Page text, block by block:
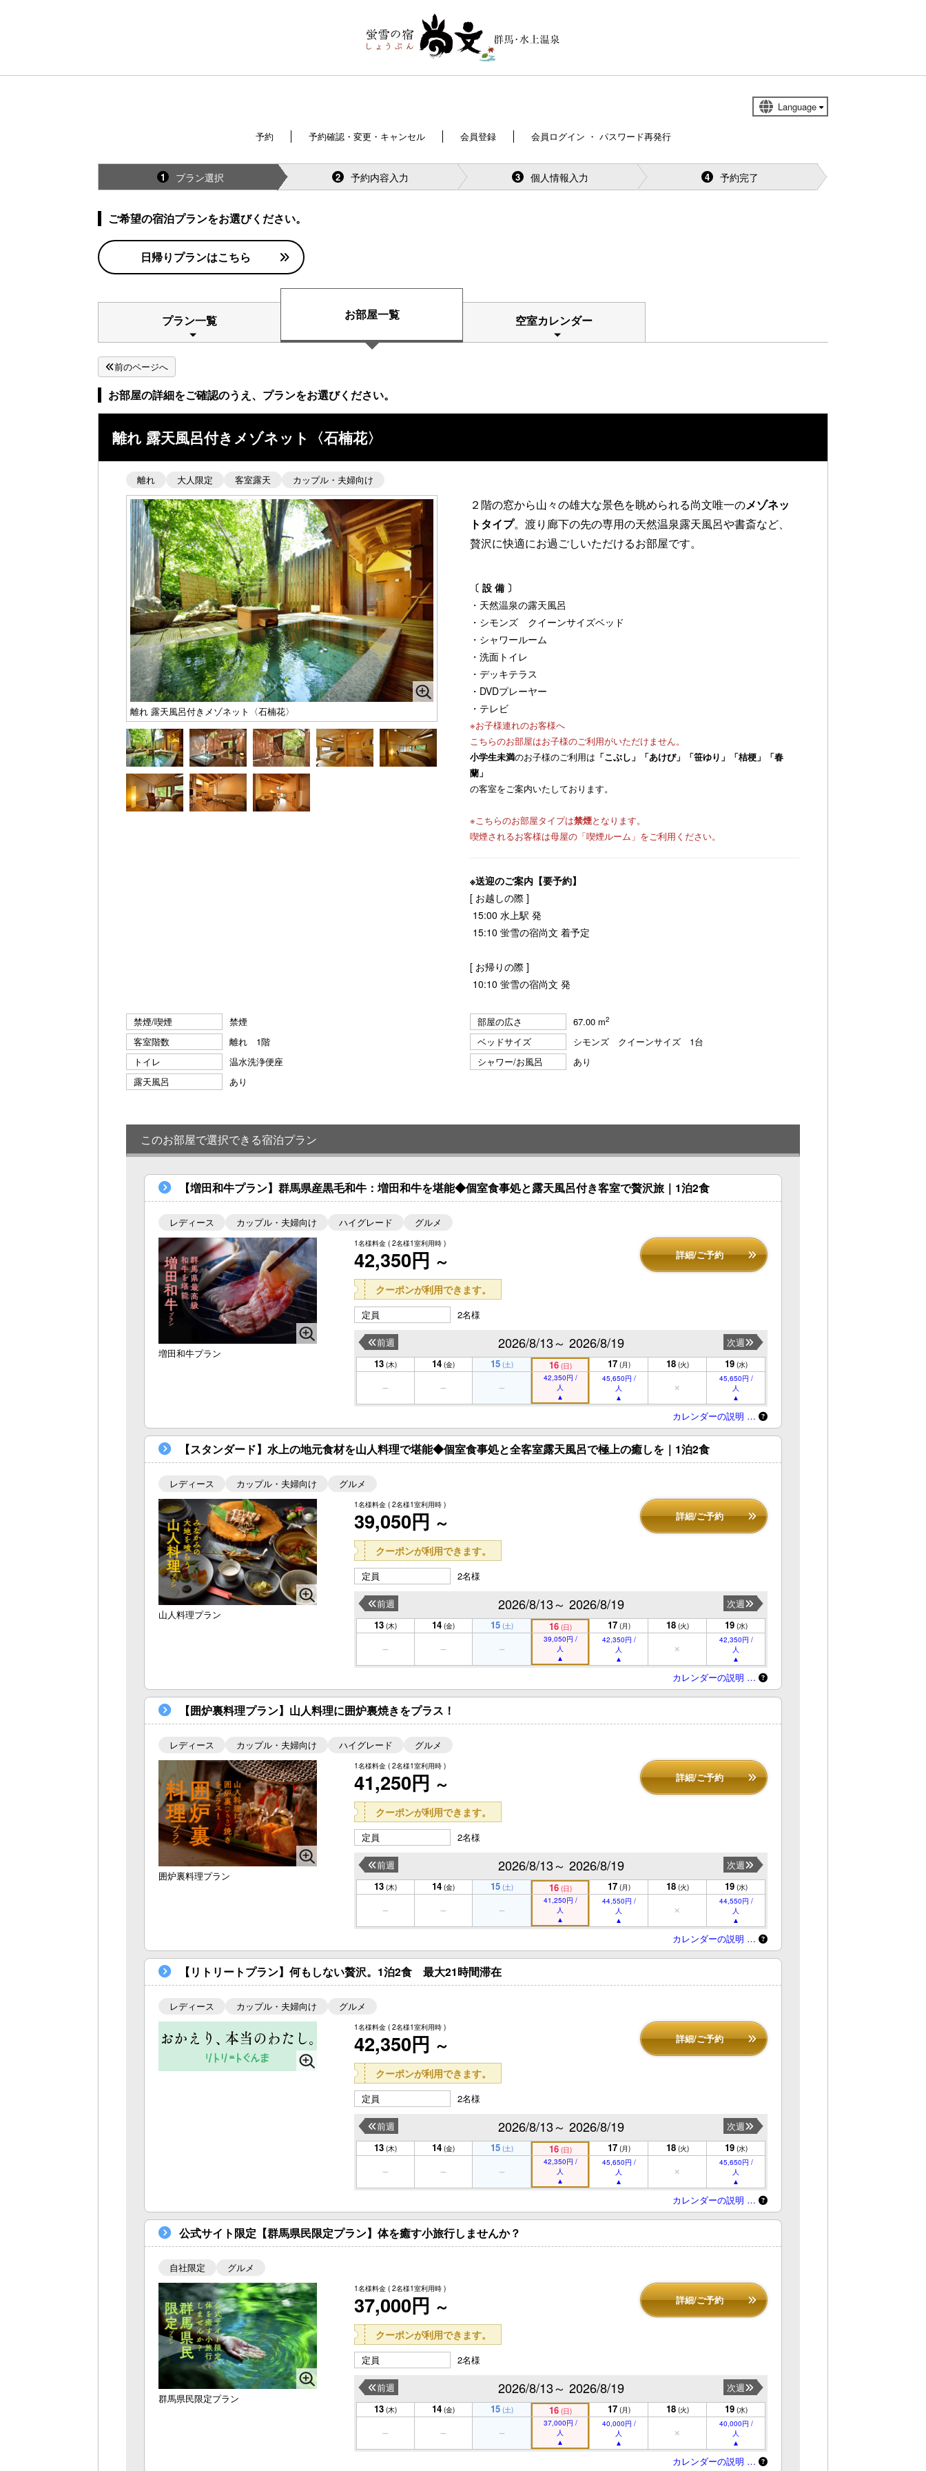
予約 予約確認・変更・キャンセル 会員登録 会員ログイン ・ パスワード再発行
1 プラン選択 2 予約内容入力 3 個人情報入力 4 予約完了
ご希望の宿泊プランをお選びください。
日帰りプランはこちら
プラン一覧 お部屋一覧 空室カレンダー
前のページへ
お部屋の詳細をご確認のうえ、プランをお選びください。
離れ 露天風呂付きメゾネット〈石楠花〉
離れ 大人限定 客室露天 カップル・夫婦向け
離れ 露天風呂付きメゾネット〈石楠花〉
２階の窓から山々の雄大な景色を眺められる尚文唯一のメゾネッ
トタイプ。渡り廊下の先の専用の天然温泉露天風呂や書斎など、
贅沢に快適にお過ごしいただけるお部屋です。
〔 設 備 〕
・天然温泉の露天風呂
・シモンズ クイーンサイズベッド
・シャワールーム
・洗面トイレ
・デッキテラス
・DVDプレーヤー
・テレビ
※お子様連れのお客様へ
こちらのお部屋はお子様のご利用がいただけません。
小学生未満のお子様のご利用は 「こぶし」「あけび」「笹ゆり」「桔梗」「春
蘭」
の客室をご案内いたしております。
※こちらのお部屋タイプは禁煙となります。
喫煙されるお客様は母屋の「喫煙ルーム」をご利用ください。
※送迎のご案内【要予約】
[ お越しの際 ]
15:00 水上駅 発
15:10 蛍雪の宿尚文 着予定
[ お帰りの際 ]
10:10 蛍雪の宿尚文 発
禁煙/喫煙 禁煙 部屋の広さ 67.00 m2
客室階数 離れ 1階 ベッドサイズ
シモンズ クイーンサイズ 1台
トイレ
温水洗浄便座 シャワー/お風呂
あり
露天風呂
あり
このお部屋で選択できる宿泊プラン
【増田和牛プラン】群馬県産黒毛和牛：増田和牛を堪能◆個室食事処と露天風呂付き客室で贅沢旅｜1泊2食
レディース カップル・夫婦向け ハイグレード グルメ
増田和牛プラン
1名様料金 ( 2名様1室利用時 )
42,350円 ～ 詳細/ご予約
クーポンが利用できます。
定員 2名様
2026/8/13～ 2026/8/19
前週
次週
13 (木) 14 (金) 15 (土) 16 (日) 17 (月) 18 (火) 19 (水)
42,350円 /
人
45,650円 /
人
45,650円 /
人
カレンダーの説明 …
【スタンダード】水上の地元食材を山人料理で堪能◆個室食事処と全客室露天風呂で極上の癒しを｜1泊2食
レディース カップル・夫婦向け グルメ
山人料理プラン
1名様料金 ( 2名様1室利用時 )
39,050円 ～ 詳細/ご予約
クーポンが利用できます。
定員 2名様
2026/8/13～ 2026/8/19
前週
次週
13 (木) 14 (金) 15 (土) 16 (日) 17 (月) 18 (火) 19 (水)
39,050円 /
人
42,350円 /
人
42,350円 /
人
カレンダーの説明 …
【囲炉裏料理プラン】山人料理に囲炉裏焼きをプラス！
レディース カップル・夫婦向け ハイグレード グルメ
囲炉裏料理プラン
1名様料金 ( 2名様1室利用時 )
41,250円 ～ 詳細/ご予約
クーポンが利用できます。
定員 2名様
2026/8/13～ 2026/8/19
前週
次週
13 (木) 14 (金) 15 (土) 16 (日) 17 (月) 18 (火) 19 (水)
41,250円 /
人
44,550円 /
人
44,550円 /
人
カレンダーの説明 …
【リトリートプラン】何もしない贅沢。1泊2食 最大21時間滞在
レディース カップル・夫婦向け グルメ
1名様料金 ( 2名様1室利用時 )
42,350円 ～ 詳細/ご予約
クーポンが利用できます。
定員 2名様
2026/8/13～ 2026/8/19
前週
次週
13 (木) 14 (金) 15 (土) 16 (日) 17 (月) 18 (火) 19 (水)
42,350円 /
人
45,650円 /
人
45,650円 /
人
カレンダーの説明 …
公式サイト限定【群馬県民限定プラン】体を癒す小旅行しませんか？
自社限定 グルメ
群馬県民限定プラン
1名様料金 ( 2名様1室利用時 )
37,000円 ～ 詳細/ご予約
クーポンが利用できます。
定員 2名様
2026/8/13～ 2026/8/19
前週
次週
13 (木) 14 (金) 15 (土) 16 (日) 17 (月) 18 (火) 19 (水)
37,000円 /
人
40,000円 /
人
40,000円 /
人
カレンダーの説明 …